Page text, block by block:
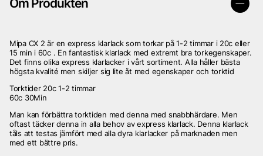
Om Produkten
Mipa CX 2 är en express klarlack som torkar på 1-2 timmar i 20c eller
15 min i 60c . En fantastisk klarlack med extremt bra torkegenskaper.
Det finns olika express klarlacker i vårt sortiment. Alla håller bästa
högsta kvalité men skiljer sig lite åt med egenskaper och torktid
Torktider 20c 1-2 timmar
60c 30Min
Man kan förbättra torktiden med denna med snabbhärdare. Men
oftast täcker denna in alla behov av express klarlack. Denna klarlack
tåls att testas jämfört med alla dyra klarlacker på marknaden men
med ett bättre pris.